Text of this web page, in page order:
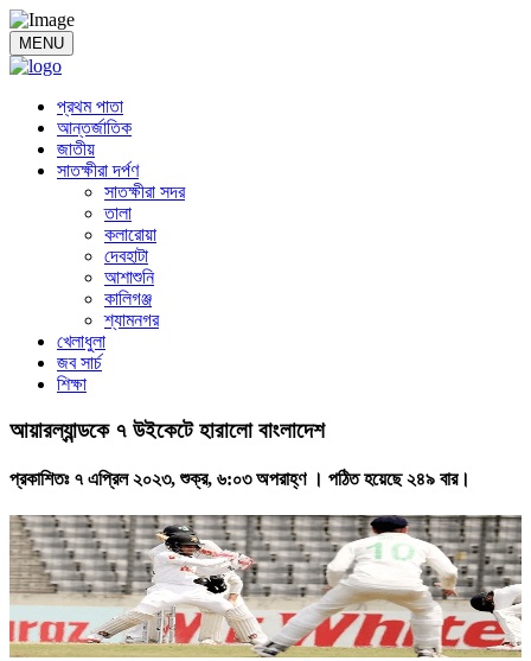
MENU
প্রথম পাতা
আন্তর্জাতিক
জাতীয়
সাতক্ষীরা দর্পণ
সাতক্ষীরা সদর
তালা
কলারোয়া
দেবহাটা
আশাশুনি
কালিগঞ্জ
শ্যামনগর
খেলাধুলা
জব সার্চ
শিক্ষা
আয়ারল্যান্ডকে ৭ উইকেটে হারালো বাংলাদেশ
প্রকাশিতঃ ৭ এপ্রিল ২০২৩, শুক্র, ৬:০৩ অপরাহ্ণ । পঠিত হয়েছে ২৪৯ বার।